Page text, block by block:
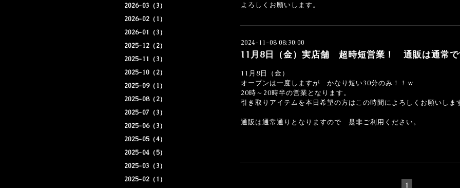
2026-03（3）
2026-02（1）
2026-01（3）
2025-12（2）
2025-11（3）
2025-10（2）
2025-09（1）
2025-08（2）
2025-07（3）
2025-06（3）
2025-05（4）
2025-04（5）
2025-03（3）
2025-02（1）
よろしくお願いします。
2024-11-08 08:30:00
11月8日（金）実店舗 超時短営業！ 通販は通常
11月8日（金）
オープンは一度しますが かなり短い30分のみ！！ｗ
20時～20時半の営業となります。
引き取りアイテムを本日希望の方はこの時間によろしくお願いしま
通販は通常通りとなりますので 是非ご利用ください。
1